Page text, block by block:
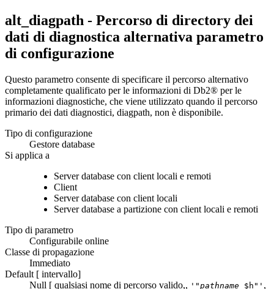
alt_diagpath - Percorso di directory dei
dati di diagnostica alternativa parametro
di configurazione
Questo parametro consente di specificare il percorso alternativo
completamente qualificato per le informazioni di Db2® per le
informazioni diagnostiche, che viene utilizzato quando il percorso
primario dei dati diagnostici, diagpath, non è disponibile.
Tipo di configurazione
Gestore database
Si applica a
Server database con client locali e remoti
Client
Server database con client locali
Server database a partizione con client locali e remoti
Tipo di parametro
Configurabile online
Classe di propagazione
Immediato
Default [ intervallo]
Null [ qualsiasi nome di percorso valido,, '"pathname $h"' ,